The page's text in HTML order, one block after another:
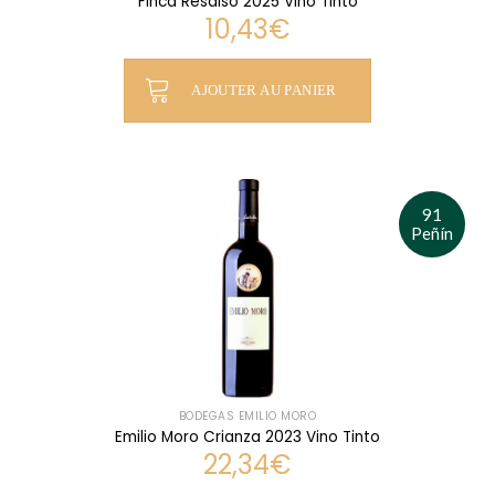
10,43€
AJOUTER AU PANIER
91
Peñín
BODEGAS EMILIO MORO
Emilio Moro Crianza 2023 Vino Tinto
22,34€